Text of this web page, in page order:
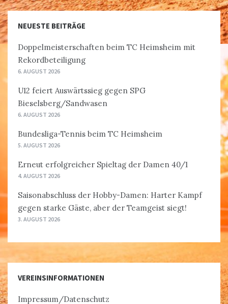
NEUESTE BEITRÄGE
Doppelmeisterschaften beim TC Heimsheim mit
Rekordbeteiligung
6. AUGUST 2026
U12 feiert Auswärtssieg gegen SPG
Bieselsberg/Sandwasen
6. AUGUST 2026
Bundesliga-Tennis beim TC Heimsheim
5. AUGUST 2026
Erneut erfolgreicher Spieltag der Damen 40/1
4. AUGUST 2026
Saisonabschluss der Hobby-Damen: Harter Kampf
gegen starke Gäste, aber der Teamgeist siegt!
3. AUGUST 2026
VEREINSINFORMATIONEN
Impressum/Datenschutz